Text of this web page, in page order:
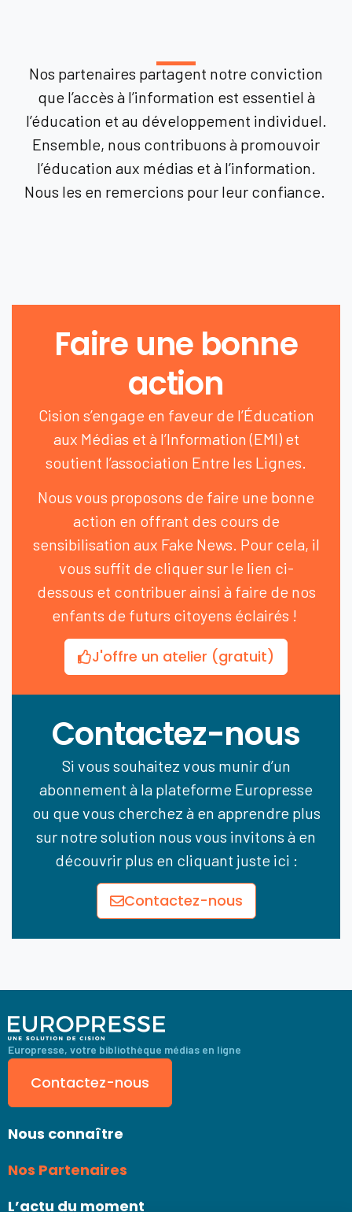
Nos partenaires partagent notre conviction
que l’accès à l’information est essentiel à
l’éducation et au développement individuel.
Ensemble, nous contribuons à promouvoir
l’éducation aux médias et à l’information.
Nous les en remercions pour leur confiance.
Faire une bonne
action
Cision s’engage en faveur de l’Éducation
aux Médias et à l’Information (EMI) et
soutient l’association Entre les Lignes.
Nous vous proposons de faire une bonne
action en offrant des cours de
sensibilisation aux Fake News. Pour cela, il
vous suffit de cliquer sur le lien ci-
dessous et contribuer ainsi à faire de nos
enfants de futurs citoyens éclairés !
J'offre un atelier (gratuit)
Contactez-nous
Si vous souhaitez vous munir d’un
abonnement à la plateforme Europresse
ou que vous cherchez à en apprendre plus
sur notre solution nous vous invitons à en
découvrir plus en cliquant juste ici :
Contactez-nous
Europresse, votre bibliothèque médias en ligne
Contactez-nous
Nous connaître
Nos Partenaires
L’actu du moment